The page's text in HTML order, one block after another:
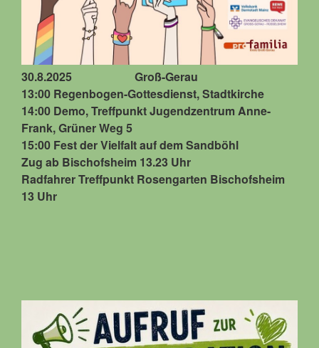
30.8.2025 Groß-Gerau
13:00 Regenbogen-Gottesdienst, Stadtkirche
14:00 Demo, Treffpunkt Jugendzentrum Anne-
Frank, Grüner Weg 5
15:00 Fest der Vielfalt auf dem Sandböhl
Zug ab Bischofsheim 13.23 Uhr
Radfahrer Treffpunkt Rosengarten Bischofsheim
13 Uhr